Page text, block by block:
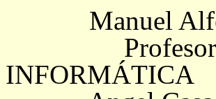
Manuel
INFORMÁTICA